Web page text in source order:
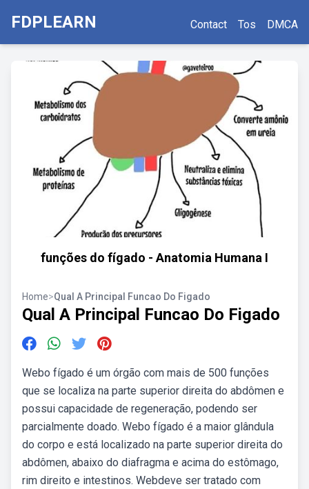
FDPLEARN Contact Tos DMCA
funções do fígado - Anatomia Humana I
Home>Qual A Principal Funcao Do Figado
Qual A Principal Funcao Do Figado
Webo fígado é um órgão com mais de 500 funções
que se localiza na parte superior direita do abdômen e
possui capacidade de regeneração, podendo ser
parcialmente doado. Webo fígado é a maior glândula
do corpo e está localizado na parte superior direita do
abdômen, abaixo do diafragma e acima do estômago,
rim direito e intestinos. Webdeve ser tratado com